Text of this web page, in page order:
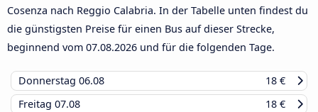
Cosenza nach Reggio Calabria. In der Tabelle unten findest du
die günstigsten Preise für einen Bus auf dieser Strecke,
beginnend vom 07.08.2026 und für die folgenden Tage.
Donnerstag 06.08
18 €
Freitag 07.08
18 €